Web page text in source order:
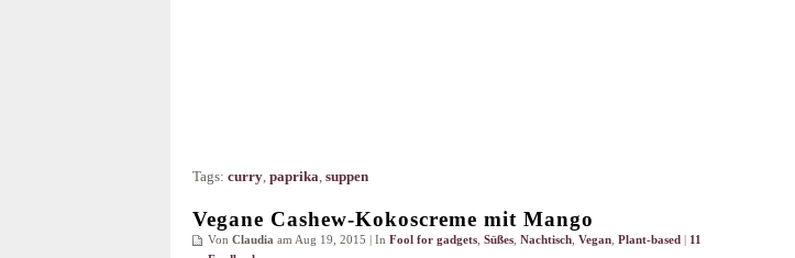
Tags: curry paprika suppen
Vegane Cashew-Kokoscreme mit Mango
Von Claudia am Aug 19, 2015 | In Fool for gadgets Süßes Nachtisch Vegan Plant-based
11